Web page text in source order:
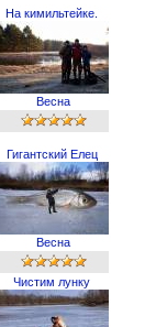
На кимильтейке.
Весна
Гигантский Елец
Весна
Чистим лунку